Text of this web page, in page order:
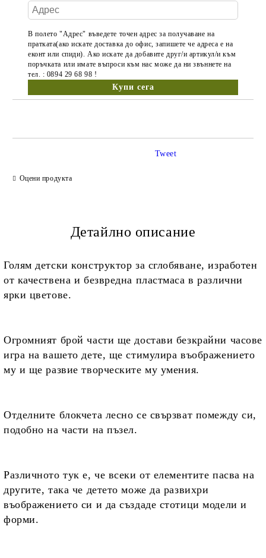
В полето "Адрес" въведете точен адрес за получаване на
пратката(ако искате доставка до офис, запишете че адреса е на
еконт или спиди). Ако искате да добавите друг/и артикул/и към
поръчката или имате въпроси към нас може да ни звъннете на
тел. : 0894 29 68 98 !
Оцени продукта
Tweet
Детайлно описание
Голям детски конструктор за сглобяване, изработен
от качествена и безвредна пластмаса в различни
ярки цветове.
Огромният брой части ще достави безкрайни часове
игра на вашето дете, ще стимулира въображението
му и ще развие творческите му умения.
Отделните блокчета лесно се свързват помежду си,
подобно на части на пъзел.
Различното тук е, че всеки от елементите пасва на
другите, така че детето може да развихри
въображението си и да създаде стотици модели и
форми.